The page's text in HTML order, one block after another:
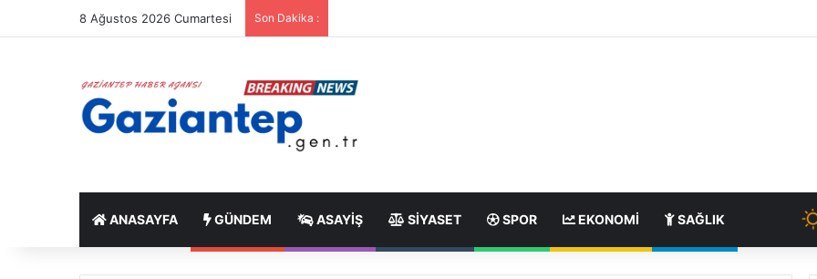
8 Ağustos 2026 Cumartesi Son Dakika :
ANASAYFA GÜNDEM ASAYIŞ SIYASET SPOR EKONOMI SAĞLIK